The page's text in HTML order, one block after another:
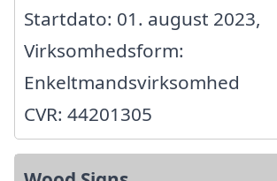
Startdato: 01. august 2023,
Virksomhedsform:
Enkeltmandsvirksomhed
CVR: 44201305